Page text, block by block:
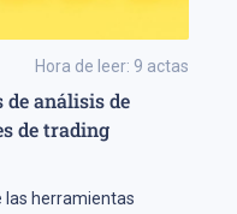
Hora de leer: 9 actas
análisis de
de trading
las herramientas